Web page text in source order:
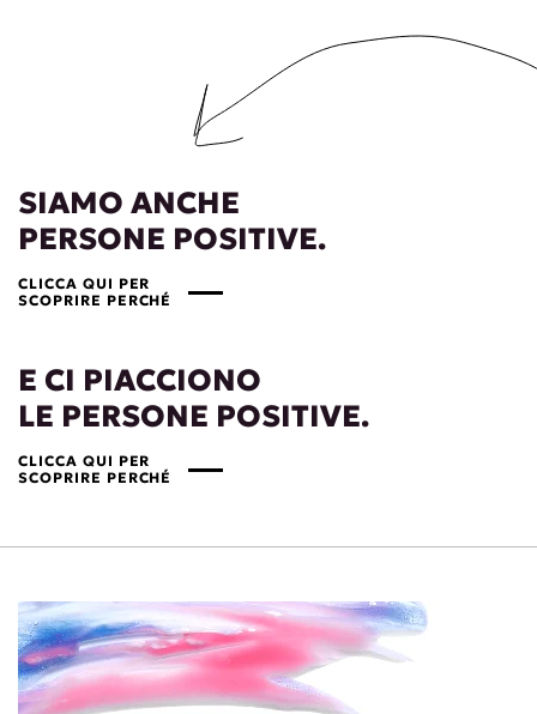
SIAMO ANCHE
PERSONE POSITIVE.
CLICCA QUI PER
SCOPRIRE PERCHÉ
E CI PIACCIONO
LE PERSONE POSITIVE.
CLICCA QUI PER
SCOPRIRE PERCHÉ